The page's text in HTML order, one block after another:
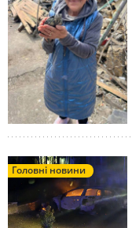
Головні новини